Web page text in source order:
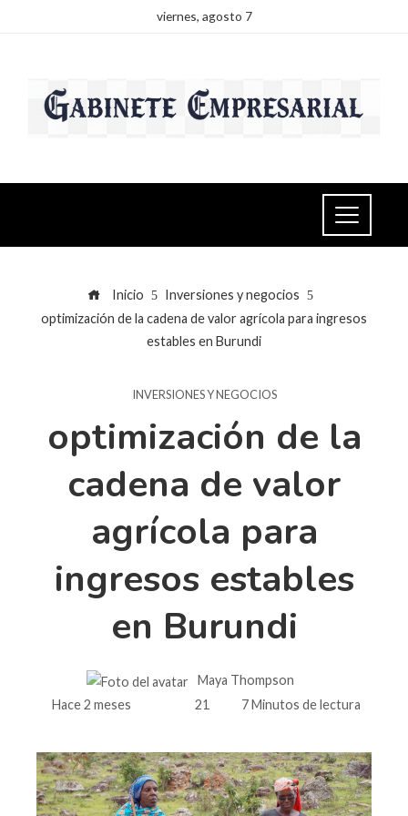
viernes, agosto 7
Inicio
Inversiones y negocios
optimización de la cadena de valor agrícola para ingresos
estables en Burundi
INVERSIONES Y NEGOCIOS
optimización de la
cadena de valor
agrícola para
ingresos estables
en Burundi
Maya Thompson
Hace 2 meses
21 7 Minutos de lectura